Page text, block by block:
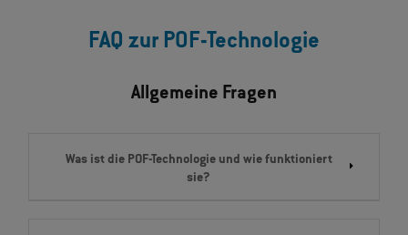
FAQ zur POF-Technologie
Allgemeine Fragen
Was ist die POF-Technologie und wie funktioniert
sie?